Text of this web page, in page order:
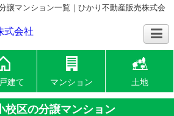
譲マンション一覧｜ひかり不動産販売株式会
建て マンション 土地
校区の分譲マンション